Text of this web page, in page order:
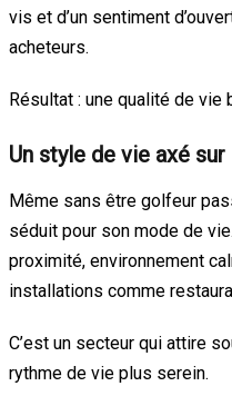
vis et d’un sentiment
acheteurs.
Résultat : une qualité de vie
Un style de vie axé
Même sans être golfeur
séduit pour son mode de
proximité, environnement
installations comme
C’est un secteur qui attire
rythme de vie plus serein.